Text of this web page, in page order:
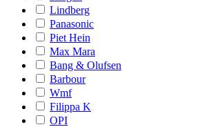
Lindberg
Panasonic
Piet Hein
Max Mara
Bang & Olufsen
Barbour
Wmf
Filippa K
OPI